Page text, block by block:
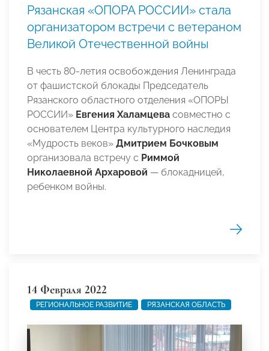
Рязанская «ОПОРА РОССИИ» стала
организатором встречи с ветераном
Великой Отечественной войны
В честь 80-летия освобождения Ленинграда
от фашистской блокады Председатель
Рязанского областного отделения «ОПОРЫ
РОССИИ» Евгения Халамцева совместно с
основателем Центра культурного наследия
«Мудрость веков» Дмитрием Бочковым
организовала встречу с Риммой
Николаевной Архаровой — блокадницей,
ребенком войны.
14 Февраля 2022
РЕГИОНАЛЬНОЕ РАЗВИТИЕ РЯЗАНСКАЯ ОБЛАСТЬ